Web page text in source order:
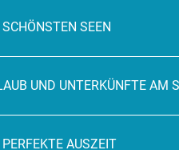
SCHÖNSTEN SEEN
UND UNTERKÜNFTE AM
PERFEKTE AUSZEIT